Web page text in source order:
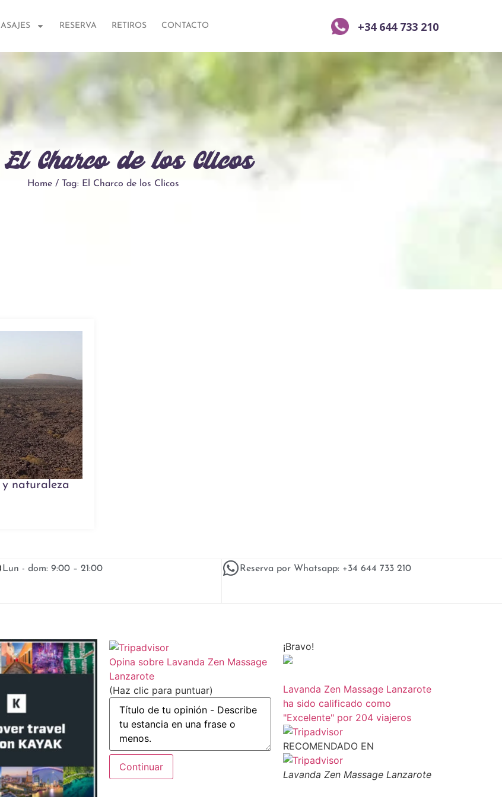
RESERVA RETIROS CONTACTO +34 644 733 210
El Charco de los Clicos
Home / Tag: El Charco de los Clicos
naturaleza
Lun - dom: 9:00 – 21:00 Reserva por Whatsapp: +34 644 733 210
Opina sobre Lavanda Zen Massage
Lanzarote
(Haz clic para puntuar)
¡Bravo!
Lavanda Zen Massage Lanzarote
ha sido calificado como
"Excelente" por 204 viajeros
RECOMENDADO EN
Lavanda Zen Massage Lanzarote